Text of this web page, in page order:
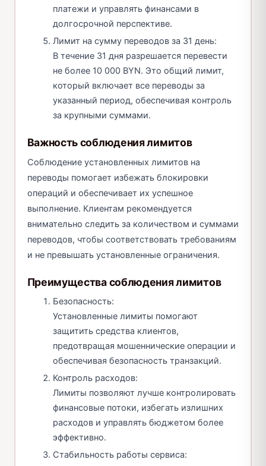
платежи и управлять финансами в
долгосрочной перспективе.
Лимит на сумму переводов за 31 день:
В течение 31 дня разрешается перевести
не более 10 000 BYN. Это общий лимит,
который включает все переводы за
указанный период, обеспечивая контроль
за крупными суммами.
Важность соблюдения лимитов
Соблюдение установленных лимитов на
переводы помогает избежать блокировки
операций и обеспечивает их успешное
выполнение. Клиентам рекомендуется
внимательно следить за количеством и суммами
переводов, чтобы соответствовать требованиям
и не превышать установленные ограничения.
Преимущества соблюдения лимитов
Безопасность:
Установленные лимиты помогают
защитить средства клиентов,
предотвращая мошеннические операции и
обеспечивая безопасность транзакций.
Контроль расходов:
Лимиты позволяют лучше контролировать
финансовые потоки, избегать излишних
расходов и управлять бюджетом более
эффективно.
Стабильность работы сервиса: